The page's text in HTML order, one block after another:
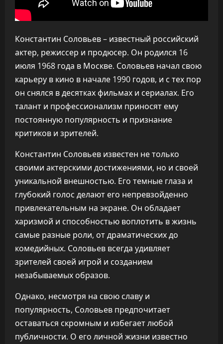
Константин Соловьев – известный российский
актер, режиссер и продюсер. Он родился 16
июля 1968 года в Москве. Соловьев начал свою
карьеру в кино в начале 1990 годов, и с тех пор
он снялся в десятках фильмах и сериалах. Его
талант и профессионализм приносят ему
постоянную популярность и признание
критиков и зрителей.
Константин Соловьев известен не только
своими актерскими достижениями, но и своей
уникальной внешностью. Его темные глаза и
глубокий голос делают его непревзойденно
привлекательным на экране. Он обладает
харизмой и способностью воплотить в жизнь
самые разные роли, от драматических до
комедийных. Соловьев всегда удивляет
зрителей своей игрой и созданием
незабываемых образов.
Однако, несмотря на свою славу и
популярность, Соловьев предпочитает
оставаться скромным и избегает любой
публичности. О его личной жизни известно